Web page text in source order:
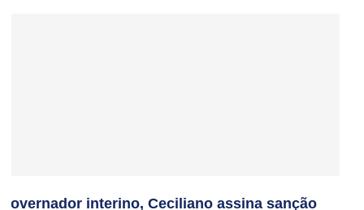
Governador interino, Ceciliano assina sanção